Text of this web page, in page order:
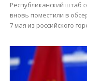
Республиканский штаб
вновь поместили в
7 мая из российского